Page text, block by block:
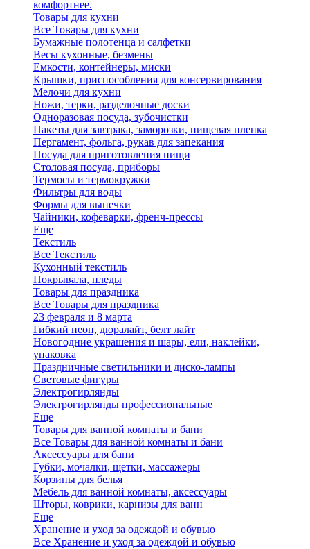
комфортнее.
Товары для кухни
Все Товары для кухни
Бумажные полотенца и салфетки
Весы кухонные, безмены
Емкости, контейнеры, миски
Крышки, приспособления для консервирования
Мелочи для кухни
Ножи, терки, разделочные доски
Одноразовая посуда, зубочистки
Пакеты для завтрака, заморозки, пищевая пленка
Пергамент, фольга, рукав для запекания
Посуда для приготовления пищи
Столовая посуда, приборы
Термосы и термокружки
Фильтры для воды
Формы для выпечки
Чайники, кофеварки, френч-прессы
Еще
Текстиль
Все Текстиль
Кухонный текстиль
Покрывала, пледы
Товары для праздника
Все Товары для праздника
23 февраля и 8 марта
Гибкий неон, дюралайт, белт лайт
Новогодние украшения и шары, ели, наклейки,
упаковка
Праздничные светильники и диско-лампы
Световые фигуры
Электрогирлянды
Электрогирлянды профессиональные
Еще
Товары для ванной комнаты и бани
Все Товары для ванной комнаты и бани
Аксессуары для бани
Губки, мочалки, щетки, массажеры
Корзины для белья
Мебель для ванной комнаты, аксессуары
Шторы, коврики, карнизы для ванн
Еще
Хранение и уход за одеждой и обувью
Все Хранение и уход за одеждой и обувью